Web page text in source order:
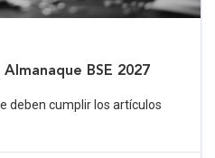
BSE 2027
deben cumplir los artículos